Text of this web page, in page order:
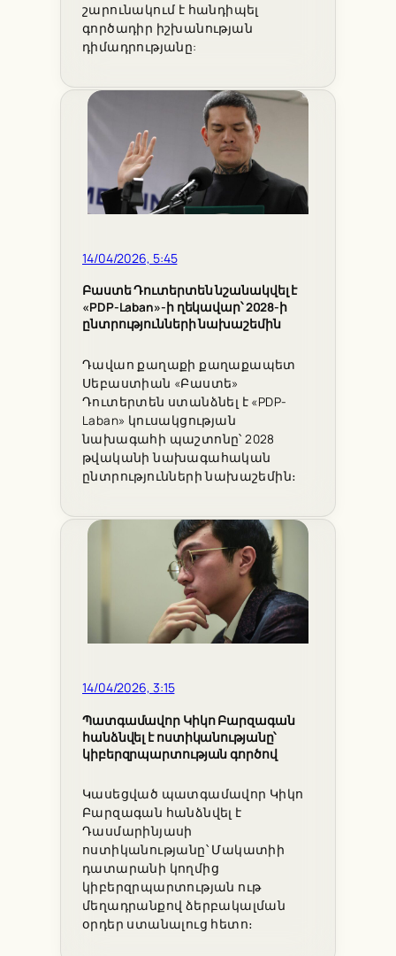
շարունակում է հանդիպել
գործադիր իշխանության
դիմադրությանը:
14/04/2026, 5:45
Բաստե Դուտերտեն նշանակվել է
«PDP-Laban»-ի ղեկավար՝ 2028-ի
ընտրությունների նախաշեմին
Դավաո քաղաքի քաղաքապետ
Սեբաստիան «Բաստե»
Դուտերտեն ստանձնել է «PDP-
Laban» կուսակցության
նախագահի պաշտոնը՝ 2028
թվականի նախագահական
ընտրությունների նախաշեմին։
14/04/2026, 3:15
Պատգամավոր Կիկո Բարզագան
հանձնվել է ոստիկանությանը՝
կիբերզրպարտության գործով
Կասեցված պատգամավոր Կիկո
Բարզագան հանձնվել է
Դասմարինյասի
ոստիկանությանը՝ Մակատիի
դատարանի կողմից
կիբերզրպարտության ութ
մեղադրանքով ձերբակալման
օրդեր ստանալուց հետո։